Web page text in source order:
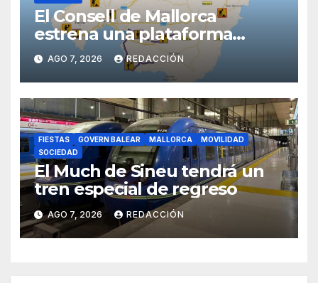
El Consell de Mallorca
estrena una plataforma
inteligente de incidencias
viarias en tiempo real
AGO 7, 2026 REDACCIÓN
FIESTAS GOVERN BALEAR MALLORCA
MOVILIDAD
SOCIEDAD
El Much de Sineu tendrá un
tren especial de regreso
AGO 7, 2026 REDACCIÓN